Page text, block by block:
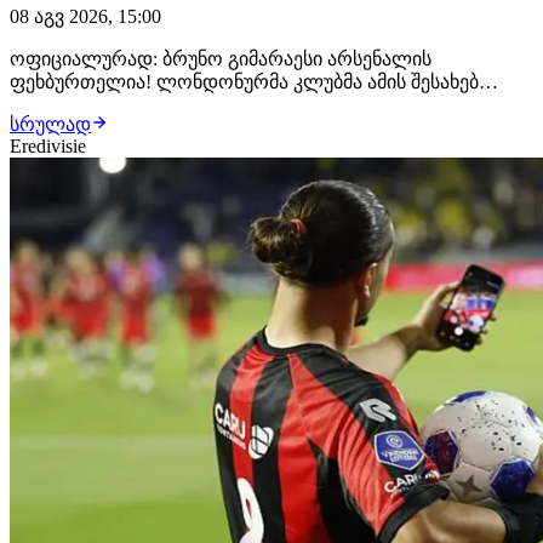
08 აგვ 2026, 15:00
ოფიციალურად: ბრუნო გიმარაესი არსენალის
ფეხბურთელია! ლონდონურმა კლუბმა ამის შესახებ
ბრაზილიელმა ნახევარმცველმა არსენალთან
კონტრაქტი 2030 წლამდე გააფორმა, მხარეებს შორის კი
£75 მილიონიანი გარიგება შედგა.
სრულად
Eredivisie